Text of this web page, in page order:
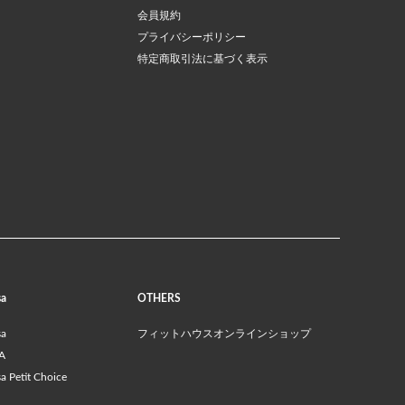
会員規約
プライバシーポリシー
特定商取引法に基づく表示
Petit Choice
OTHERS
フィットハウスオンラインショップ